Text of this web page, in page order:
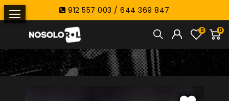
912 557 003 / 644 369 847
0
0